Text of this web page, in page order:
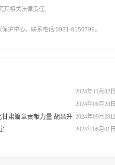
相关法律责任。
护中心，联系电话:0931-8159799。
2024年11月02日
2024年09月28日
2024年09月28日
肃篇章贡献力量 胡昌升
2024年06月01日